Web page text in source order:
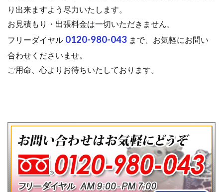
り出来ますよう尽力いたします。
お見積もり・出張料金は一切いただきません。
フリーダイヤル 0120-980-043 まで、お気軽にお問い
合わせくださいませ。
ご用命、心よりお待ちいたしております。